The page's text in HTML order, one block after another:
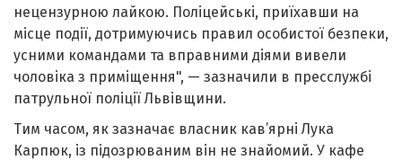
нецензурною лайкою. Поліцейські, приїхавши на
місце події, дотримуючись правил особистої безпеки,
усними командами та вправними діями вивели
чоловіка з приміщення", — зазначили в пресслужбі
патрульної поліції Львівщини.
Тим часом, як зазначає власник кав’ярні Лука
Карпюк, із підозрюваним він не знайомий. У кафе